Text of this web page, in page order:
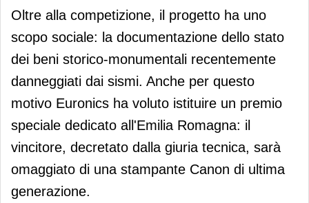
Oltre alla competizione, il progetto ha uno
scopo sociale: la documentazione dello stato
dei beni storico-monumentali recentemente
danneggiati dai sismi. Anche per questo
motivo Euronics ha voluto istituire un premio
speciale dedicato all'Emilia Romagna: il
vincitore, decretato dalla giuria tecnica, sarà
omaggiato di una stampante Canon di ultima
generazione.